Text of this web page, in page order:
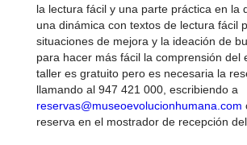
la lectura fácil y una parte práctica en la
una dinámica con textos de lectura fácil
situaciones de mejora y la ideación de
para hacer más fácil la comprensión del
taller es gratuito pero es necesaria la
llamando al 947 421 000, escribiendo a
reservas@museoevolucionhumana.com
reserva en el mostrador de recepción